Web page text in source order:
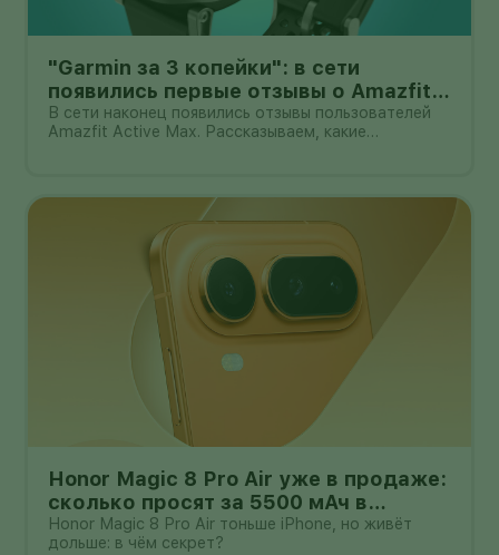
"Garmin за 3 копейки": в сети
появились первые отзывы о Amazfit
Active Max с оффлайн-картами
В сети наконец появились отзывы пользователей
Amazfit Active Max. Рассказываем, какие
Honor Magic 8 Pro Air уже в продаже:
сколько просят за 5500 мАч в
корпусе толщиной всего 6,1 мм?
Honor Magic 8 Pro Air тоньше iPhone, но живёт
дольше: в чём секрет?